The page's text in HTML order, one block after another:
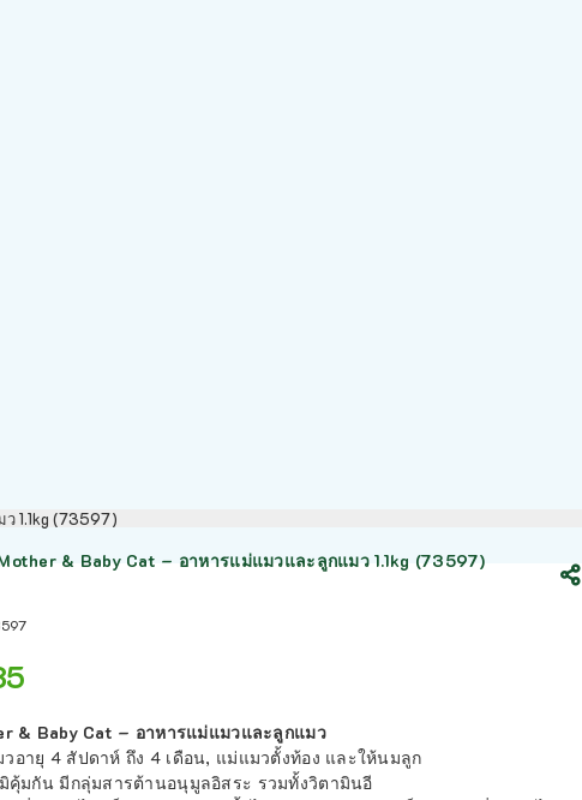
1.1kg (73597)
& Baby Cat – อาหารแม่แมวและลูกแมว 1.1kg (73597)
& Baby Cat – อาหารแม่แมวและลูกแมว
อายุ 4 สัปดาห์ ถึง 4 เดือน, แม่แมวตั้งท้อง และให้นมลูก
คุ้มกัน มีกลุ่มสารต้านอนุมูลอิสระ รวมทั้งวิตามินอี